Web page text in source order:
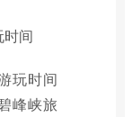
间
玩时间
峰峡旅